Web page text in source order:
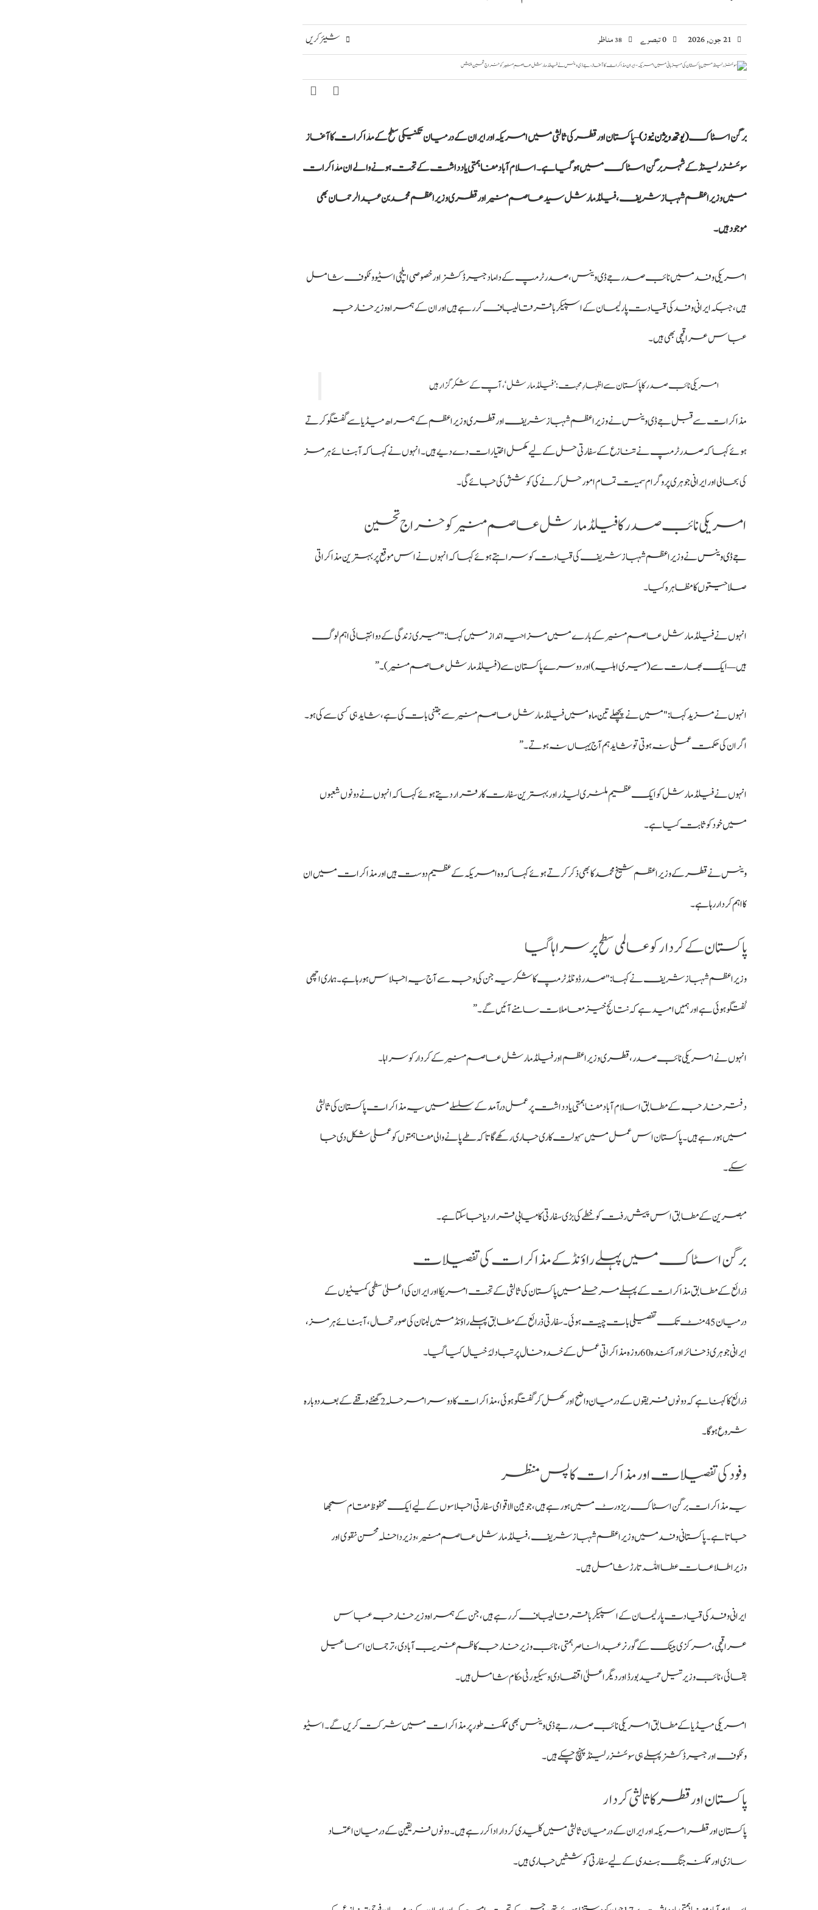
شیئر کریں 21 جون, 2026 38مناظر
برگن اسٹاک(یوتھ ویژن نیوز)– پاکستان اور قطر کی ثالثی میں امریکہ اور ایران کے درمیان تکنیکی سطح کے مذاکرات کا آغاز
سوئٹزرلینڈ کے شہر برگن اسٹاک میں ہو گیا ہے۔ اسلام آباد مفاہمتی یادداشت کے تحت ہونے والے ان مذاکرات
میں وزیراعظم شہباز شریف، فیلڈ مارشل سید عاصم منیر اور قطری وزیراعظم محمد بن عبدالرحمان بھی
موجود ہیں۔
امریکی وفد میں نائب صدر جے ڈی وینس، صدر ٹرمپ کے داماد جیرڈ کشنر اور خصوصی ایلچی اسٹیو وٹکوف شامل
ہیں، جبکہ ایرانی وفد کی قیادت پارلیمان کے اسپیکر باقر قالیباف کر رہے ہیں اور ان کے ہمراہ وزیرخارجہ
عباس عراقچی بھی ہیں۔
امریکی نائب صدر کا پاکستان سے اظہارِ محبت: ’فیلڈ مارشل‘، آپ کے شکرگزار ہیں
مذاکرات سے قبل جے ڈی وینس نے وزیراعظم شہباز شریف اور قطری وزیراعظم کے ہمراھ میڈیا سے گفتگو کرتے
ہوئے کہا کہ صدر ٹرمپ نے تنازع کے سفارتی حل کے لیے مکمل اختیارات دے دیے ہیں۔ انہوں نے کہا کہ آبنائے ہرمز
کی بحالی اور ایرانی جوہری پروگرام سمیت تمام امور حل کرنے کی کوشش کی جائے گی۔
امریکی نائب صدر کا فیلڈ مارشل عاصم منیر کو خراج تحسین
جے ڈی وینسنے وزیراعظم شہباز شریف کی قیادت کو سراہتے ہوئے کہا کہ انہوں نے اس موقع پر بہترین مذاکراتی
صلاحیتوں کا مظاہرہ کیا۔
انہوں نے فیلڈ مارشل عاصم منیر کے بارے میں مزاحیہ انداز میں کہا: "میری زندگی کے دو انتہائی اہم لوگ
ہیں — ایک بھارت سے (میری اہلیہ) اور دوسرے پاکستان سے (فیلڈ مارشل عاصم منیر)۔”
انہوں نے مزید کہا: "میں نے پچھلے تین ماہ میں فیلڈ مارشل عاصم منیر سے جتنی بات کی ہے، شاید ہی کسی سے کی ہو۔
اگر ان کی حکمت عملی نہ ہوتی تو شاید ہم آج یہاں نہ ہوتے۔”
انہوں نے فیلڈ مارشل کو ایک عظیم ملٹری لیڈر اور بہترین سفارت کار قرار دیتے ہوئے کہا کہ انہوں نے دونوں شعبوں
میں خود کو ثابت کیا ہے۔
وینس نے قطر کے وزیراعظم شیخ محمد کا بھی ذکر کرتے ہوئے کہا کہ وہ امریکہ کے عظیم دوست ہیں اور مذاکرات میں ان
کا اہم کردار رہا ہے۔
پاکستان کے کردار کو عالمی سطح پر سراہا گیا
وزیراعظم شہباز شریف نے کہا: "صدر ڈونلڈ ٹرمپ کا شکریہ جن کی وجہ سے آج یہ اجلاس ہو رہا ہے۔ ہماری اچھی
گفتگو ہوئی ہے اور ہمیں امید ہے کہ نتائج خیز معاملات سامنے آئیں گے۔”
انہوں نے امریکی نائب صدر، قطری وزیراعظم اور فیلڈ مارشل عاصم منیر کے کردار کو سراہا۔
دفتر خارجہ کے مطابق اسلام آباد مفاہمتی یادداشت پر عمل درآمد کے سلسلے میں یہ مذاکرات پاکستان کی ثالثی
میں ہو رہے ہیں۔ پاکستان اس عمل میں سہولت کاری جاری رکھے گا تاکہ طے پانے والی مفاہمتوں کو عملی شکل دی جا
سکے۔
مبصرین کے مطابق اس پیش رفت کو خطے کی بڑی سفارتی کامیابی قرار دیا جا سکتا ہے۔
برگن اسٹاک میں پہلے راؤنڈ کے مذاکرات کی تفصیلات
ذرائع کے مطابق مذاکرات کے پہلے مرحلے میں پاکستان کی ثالثی کے تحت امریکا اور ایران کی اعلیٰ سطحی کمیٹیوں کے
درمیان 45 منٹ تک تفصیلی بات چیت ہوئی۔ سفارتی ذرائع کے مطابق پہلے راؤنڈ میں لبنان کی صورتحال، آبنائے ہرمز،
ایرانی جوہری ذخائر اور آئندہ 60 روزہ مذاکراتی عمل کے خدوخال پر تبادلۂ خیال کیا گیا۔
ذرائع کا کہنا ہے کہ دونوں فریقوں کے درمیان واضح اور کھل کر گفتگو ہوئی، مذاکرات کا دوسرا مرحلہ 2 گھنٹے وقفے کے بعد دوبارہ
شروع ہوگا۔
وفود کی تفصیلات اور مذاکرات کا پس منظر
یہ مذاکرات برگن اسٹاک ریزورٹ میں ہو رہے ہیں، جو بین الاقوامی سفارتی اجلاسوں کے لیے ایک محفوظ مقام سمجھا
جاتا ہے۔ پاکستانی وفد میں وزیراعظم شہباز شریف، فیلڈ مارشل عاصم منیر، وزیرداخلہ محسن نقوی اور
وزیراطلاعات عطا اللہ تارڑ شامل ہیں۔
ایرانی وفد کی قیادت پارلیمان کے اسپیکر باقر قالیباف کر رہے ہیں، جن کے ہمراہ وزیرخارجہ عباس
عراقچی، مرکزی بینک کے گورنر عبدالناصر ہمتی، نائب وزیرخارجہ کاظم غریب آبادی، ترجمان اسماعیل
بقائی، نائب وزیر تیل حمید بورڈ اور دیگر اعلیٰ اقتصادی و سیکیورٹی حکام شامل ہیں۔
امریکی میڈیا کے مطابق امریکی نائب صدر جے ڈی وینس بھی ممکنہ طور پر مذاکرات میں شرکت کریں گے۔ اسٹیو
وٹکوف اور جیرڈ کشنر پہلے ہی سوئٹزرلینڈ پہنچ چکے ہیں۔
پاکستان اور قطر کا ثالثی کردار
پاکستان اور قطر امریکہ اور ایران کے درمیان ثالثی میں کلیدی کردار ادا کر رہے ہیں۔ دونوں فریقین کے درمیان اعتماد
سازی اور ممکنہ جنگ بندی کے لیے سفارتی کوششیں جاری ہیں۔